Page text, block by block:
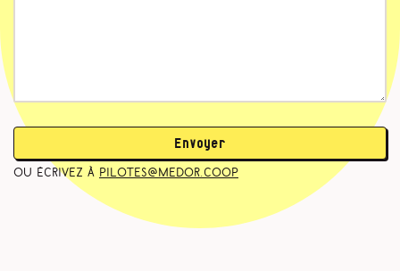
Envoyer
ou écrivez à pilotes@medor.coop